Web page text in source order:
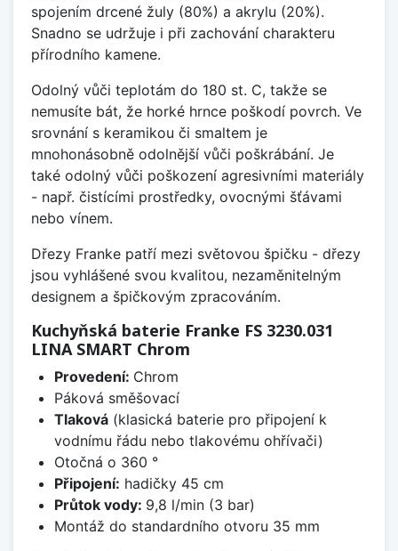
spojením drcené žuly (80%) a akrylu (20%).
Snadno se udržuje i při zachování charakteru
přírodního kamene.
Odolný vůči teplotám do 180 st. C, takže se
nemusíte bát, že horké hrnce poškodí povrch. Ve
srovnání s keramikou či smaltem je
mnohonásobně odolnější vůči poškrábání. Je
také odolný vůči poškození agresivními materiály
- např. čistícími prostředky, ovocnými šťávami
nebo vínem.
Dřezy Franke patří mezi světovou špičku - dřezy
jsou vyhlášené svou kvalitou, nezaměnitelným
designem a špičkovým zpracováním.
Kuchyňská baterie Franke FS 3230.031
LINA SMART Chrom
Provedení: Chrom
Páková směšovací
Tlaková(klasická baterie pro připojení k
vodnímu řádu nebo tlakovému ohřívači)
Otočná o 360 °
Připojení: hadičky 45 cm
Průtok vody: 9,8 l/min (3 bar)
Montáž do standardního otvoru 35 mm